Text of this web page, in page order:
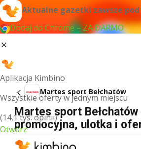
Aktualne gazetki zawsze pod
Dodaj do Chrome – ZA DARMO
Aplikacja Kimbino
Wszystkie oferty w jednym miejscu
(14,1 tys. opinii)
Otwórz
Martes sport Bełchatów
Martes sport
promocyjna, ulotka i